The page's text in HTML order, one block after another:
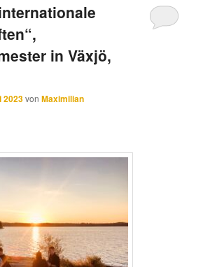
in Växjö,
2023vonMaximilian